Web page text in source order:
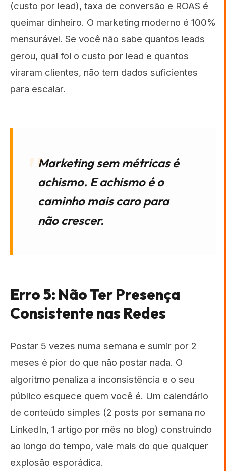
(custo por lead), taxa de conversão e ROAS é
queimar dinheiro. O marketing moderno é 100%
mensurável. Se você não sabe quantos leads
gerou, qual foi o custo por lead e quantos
viraram clientes, não tem dados suficientes
para escalar.
Marketing sem métricas é
achismo. E achismo é o
caminho mais caro para
não crescer.
Erro 5: Não Ter Presença
Consistente nas Redes
Postar 5 vezes numa semana e sumir por 2
meses é pior do que não postar nada. O
algoritmo penaliza a inconsistência e o seu
público esquece quem você é. Um calendário
de conteúdo simples (2 posts por semana no
LinkedIn, 1 artigo por mês no blog) construindo
ao longo do tempo, vale mais do que qualquer
explosão esporádica.